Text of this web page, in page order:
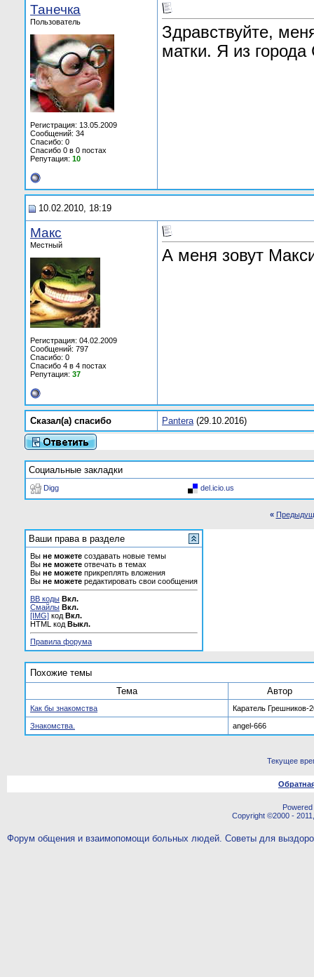
Танечка
Пользователь
Регистрация: 13.05.2009
Сообщений: 34
Спасибо: 0
Спасибо 0 в 0 постах
Репутация: 10
Здравствуйте,
матки. Я из
10.02.2010, 18:19
Макс
Местный
Регистрация: 04.02.2009
Сообщений: 797
Спасибо: 0
Спасибо 4 в 4 постах
Репутация: 37
А меня зовут
Сказал(а) cпасибо Pantera(29.10.2016)
Социальные закладки
Digg del.icio.us
«
Ваши права в разделе
Вы не можете создавать новые темы
Вы не можете отвечать в темах
Вы не можете прикреплять вложения
Вы не можете редактировать свои сообщения
BB коды Вкл.
Смайлы Вкл.
[IMG] код Вкл.
HTML код Выкл.
Правила форума
Похожие темы
Тема
Автор
Как бы знакомства Каратель Грешников-
Знакомства. angel-666
Текущее
Copyright ©2000 -
Форум общения и взаимопомощи больных людей. Советы для